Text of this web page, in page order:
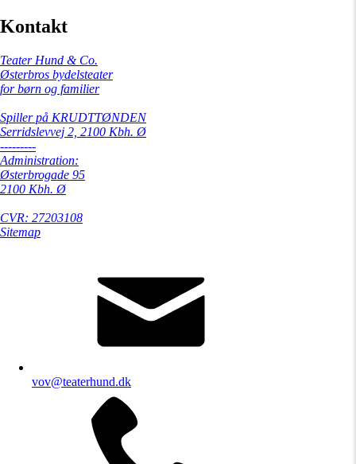
Kontakt
Teater Hund & Co.
Østerbros bydelsteater
for børn og familier
Spiller på KRUDTTØNDEN
Serridslevvej 2, 2100 Kbh. Ø
---------
Administration:
Østerbrogade 95
2100 Kbh. Ø
CVR: 27203108
Sitemap
vov@teaterhund.dk